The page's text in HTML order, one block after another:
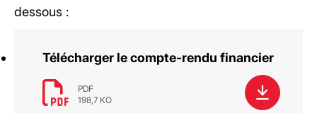
dessous :
Télécharger le compte-rendu financier
PDF
198,7 KO